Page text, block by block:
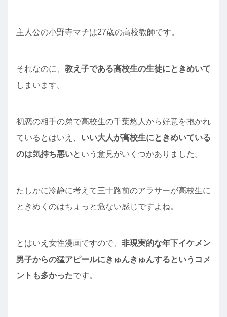
主人公の小野寺マチは27歳の高校教師です。
それなのに、 教え子である高校生の生徒にときめいて
しまいます。
初恋の相手の弟で高校生の千葉悠人から好意を抱かれ
ているとはいえ、 いい大人が高校生にときめいている
のは気持ち悪いという意見がいくつかありました。
たしかに冷静に考えて三十路前のアラサーが高校生に
ときめくのはちょっと危ない感じですよね。
とはいえ女性漫画ですので、 非現実的な年下イケメン
男子からの猛アピールにきゅんきゅんするというコメ
ントも多かったです。